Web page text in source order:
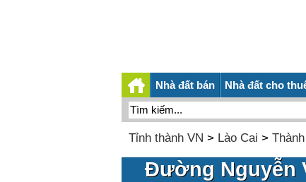
Nhà đất bán Nhà đất cho
Tỉnh thành VN > Lào Cai >
Đường Nguyễn